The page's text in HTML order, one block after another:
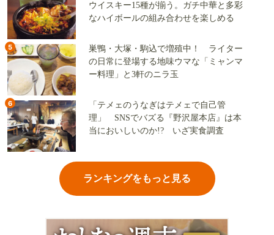
ウイスキー15種が揃う。ガチ中華と多彩
なハイボールの組み合わせを楽しめる
5
巣鴨・大塚・駒込で増殖中！ ライター
の日常に登場する地味ウマな「ミャンマ
ー料理」と3軒のニラ玉
6
「テメェのうなぎはテメェで自己管
理」 SNSでバズる『野沢屋本店』は本
当においしいのか!? いざ実食調査
ランキングをもっと見る